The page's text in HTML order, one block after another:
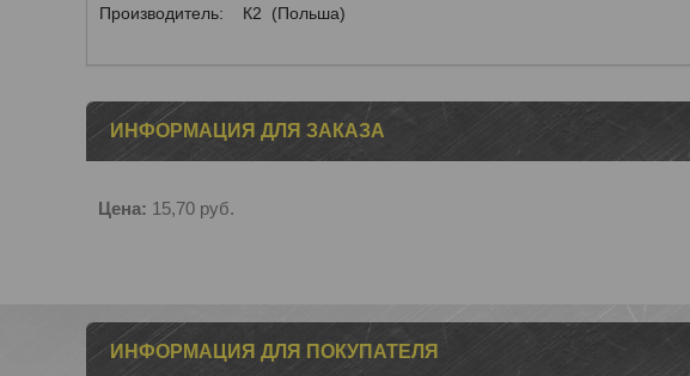
Производитель: К2 (Польша)
ИНФОРМАЦИЯ ДЛЯ ЗАКАЗА
Цена: 15,70 руб.
ИНФОРМАЦИЯ ДЛЯ ПОКУПАТЕЛЯ